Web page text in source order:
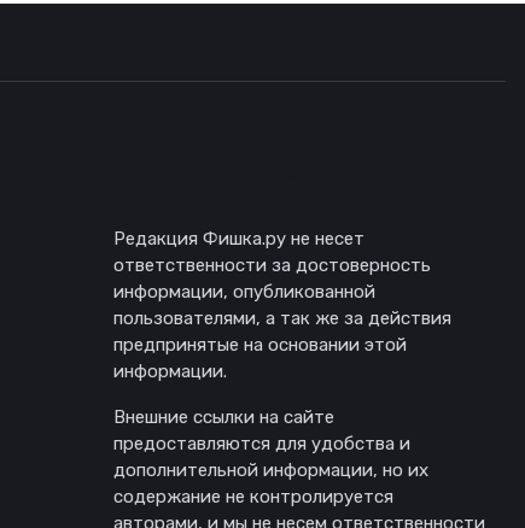
Редакция Фишка.ру не несет
ответственности за достоверность
информации, опубликованной
пользователями, а так же за действия
предпринятые на основании этой
информации.
Внешние ссылки на сайте
предоставляются для удобства и
дополнительной информации, но их
содержание не контролируется
авторами, и мы не несем ответственности